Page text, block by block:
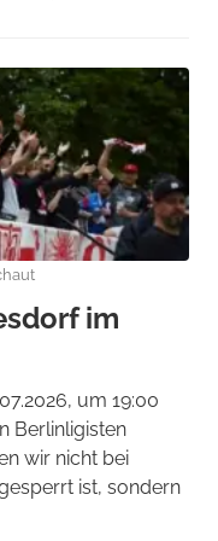
im
um 19:00
Berlinligisten
wir nicht bei
ist, sondern